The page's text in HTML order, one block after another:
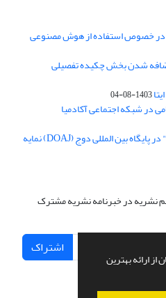
ارائه بهترین
در خصوص استفاده از هوش مصنوعی
شدن بخش چکیده تفصیلی
1403-08-04
در شبکه اجتماعی آکادمیا
فصلنامه علمی "علوم و فنون نظامی" در پایگاه بین المللی دوج (DOAJ) نمایه
نشریه در خبرنامه نشریه مشترک
اشتراک